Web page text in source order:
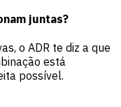
juntas?
o ADR te diz a que
está
possível.